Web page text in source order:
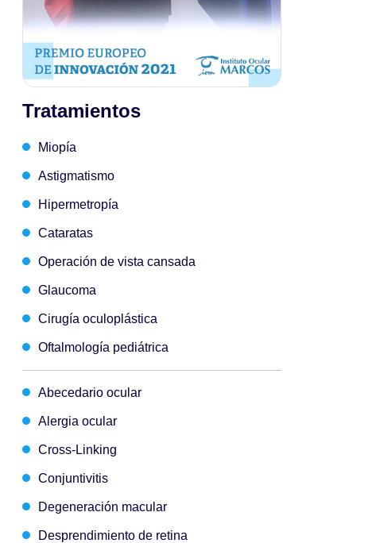
Tratamientos
Miopía
Astigmatismo
Hipermetropía
Cataratas
Operación de vista cansada
Glaucoma
Cirugía oculoplástica
Oftalmología pediátrica
Abecedario ocular
Alergia ocular
Cross-Linking
Conjuntivitis
Degeneración macular
Desprendimiento de retina